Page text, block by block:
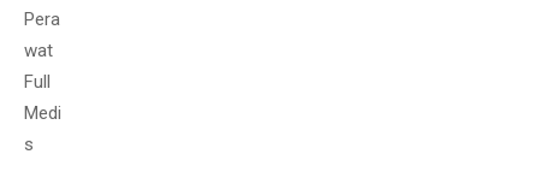
Pera
wat
Full
Medi
s